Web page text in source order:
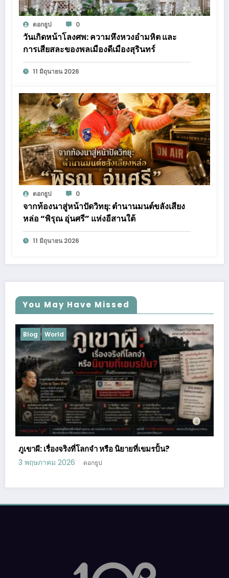
ดอกธูป 0
วันเกิดหน้าโลงศพ: ความหึงหวงอำมหิต และ
การเสียสละของพลเมืองดีเมืองสุรินทร์
11 มิถุนายน 2026
ดอกธูป 0
จากท้องนาสู่หน้าปัดวิทยุ: ตำนานมนต์ขลังเสียง
หล่อ “พิรุณ อุ่นศรี” แห่งอีสานใต้
11 มิถุนายน 2026
You May Have Missed
Blog Business Lifestyle Podcast
Uncategorized
การศึกษา
เมื่อกุ้งมังกรหลุดจากตู้: ชายผู้หมดไฟ สู่ผู้สร้าง AI Agent ที่
กำลังเปลี่ยนโลกการทำงานไปตลอดกาล